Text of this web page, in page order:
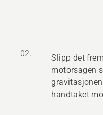
02.
Slipp det
motorsagen
håndtaket